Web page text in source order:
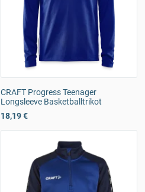
CRAFT Progress Teenager
Longsleeve Basketballtrikot
18,19 €